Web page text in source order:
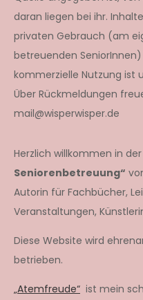
daran liegen bei ihr.
privaten Gebrauch (am
betreuenden
kommerzielle Nutzung ist
Über Rückmeldungen
mail@wisperwisper.de
Herzlich willkommen in der
Seniorenbetreuung“
Autorin für Fachbücher,
Veranstaltungen,
Diese Website wird
betrieben.
„Atemfreude“ ist mein